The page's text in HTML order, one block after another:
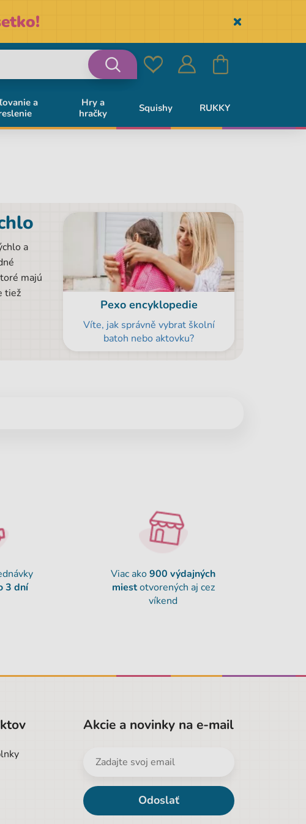
Skryť
ObľúbenéPrihlásiť Košík
a
Hry a
hračky
Squishy RUKKY
a
majú
tiež
Pexo encyklopedie
Víte, jak správně vybrat školní
batoh nebo aktovku?
3 dní
Viac ako900výdajných
miestotvorených aj cez
víkend
Akcie a novinky na e-mail
Odoslať